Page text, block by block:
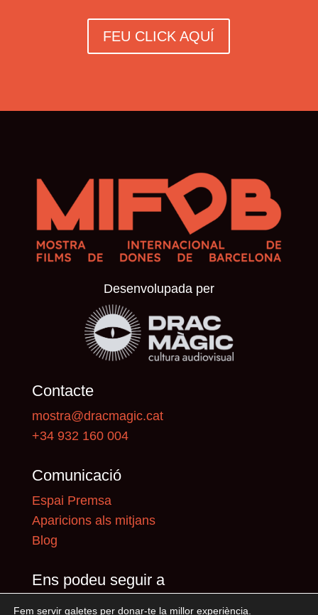
FEU CLICK AQUÍ
Desenvolupada per
Contacte
mostra@dracmagic.cat
+34 932 160 004
Comunicació
Espai Premsa
Aparicions als mitjans
Blog
Ens podeu seguir a
Fem servir galetes per donar-te la millor experiència.